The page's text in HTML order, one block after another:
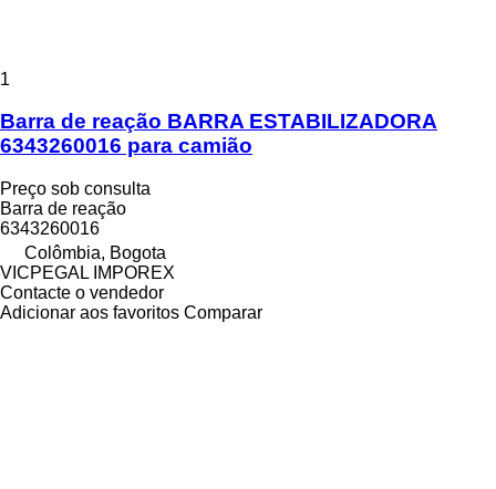
1
Barra de reação BARRA ESTABILIZADORA
6343260016 para camião
Preço sob consulta
Barra de reação
6343260016
Colômbia, Bogota
VICPEGAL IMPOREX
Contacte o vendedor
Adicionar aos favoritos Comparar